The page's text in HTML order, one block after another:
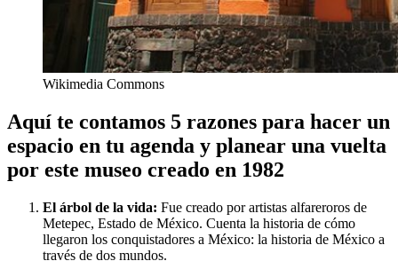
Wikimedia Commons
Aquí te contamos 5 razones para hacer un
espacio en tu agenda y planear una vuelta
por este museo creado en 1982
El árbol de la vida: Fue creado por artistas alfareroros de
Metepec, Estado de México. Cuenta la historia de cómo
llegaron los conquistadores a México: la historia de México a
través de dos mundos.